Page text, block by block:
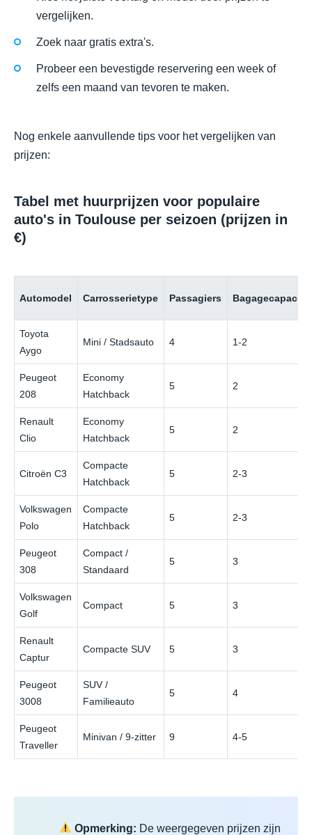
vergelijken.
Zoek naar gratis extra's.
Probeer een bevestigde reservering een week of
zelfs een maand van tevoren te maken.
Nog enkele aanvullende tips voor het vergelijken van
prijzen:
Tabel met huurprijzen voor populaire
auto's in Toulouse per seizoen (prijzen in
€)
Automodel Carrosserietype Passagiers
Toyota
Aygo
Mini / Stadsauto 4 1-2
Peugeot
208
Economy
Hatchback
5 2
Renault
Clio
Economy
Hatchback
5 2
Citroën C3
Compacte
Hatchback
5 2-3
Volkswagen
Polo
Compacte
Hatchback
5 2-3
Peugeot
308
Compact /
Standaard
5 3
Volkswagen
Golf
Compact 5 3
Renault
Captur
Compacte SUV 5 3
Peugeot
3008
SUV /
Familieauto
5 4
Peugeot
Traveller
Minivan / 9-zitter 9 4-5
Opmerking: De weergegeven prijzen zijn